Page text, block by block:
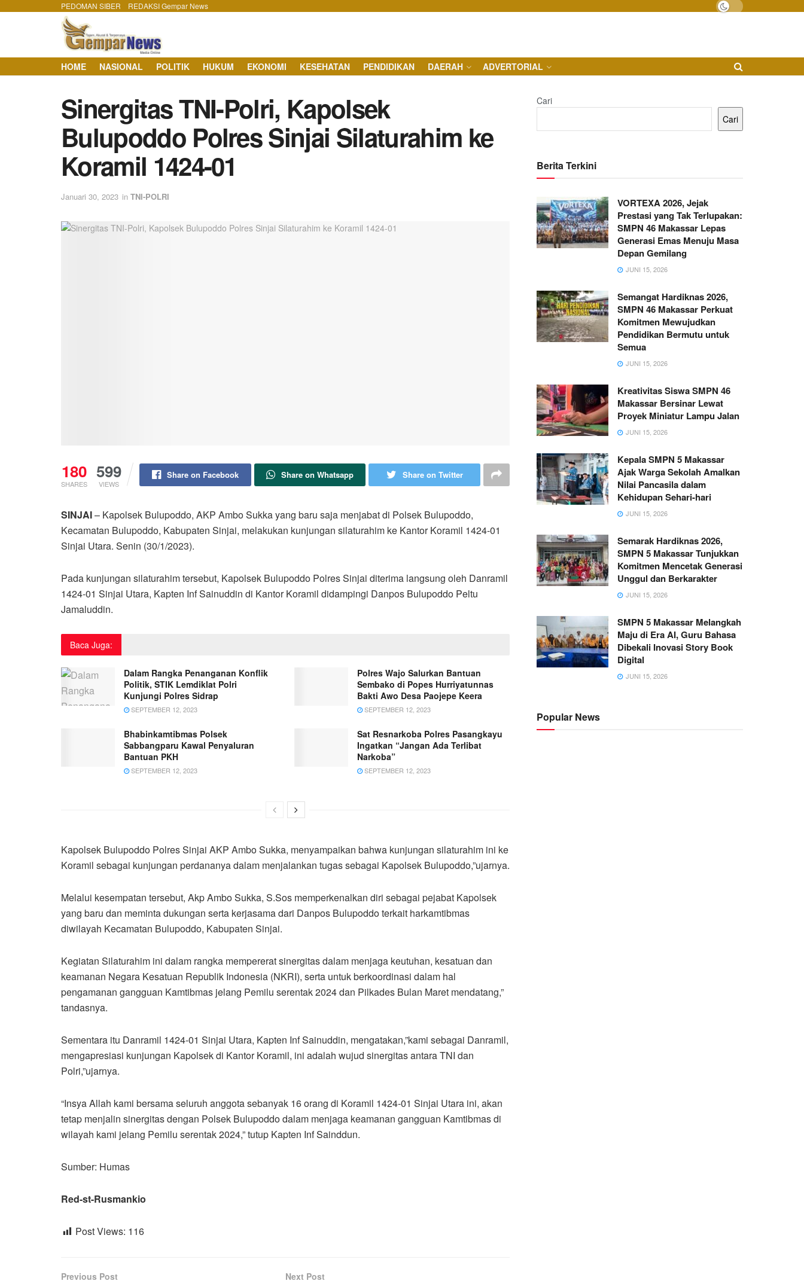
PEDOMAN SIBER REDAKSI Gempar News
HOME NASIONAL POLITIK HUKUM EKONOMI KESEHATAN PENDIDIKAN DAERAH ADVERTORIAL
Sinergitas TNI-Polri, Kapolsek
Bulupoddo Polres Sinjai Silaturahim ke
Koramil 1424-01
Januari 30, 2023 in TNI-POLRI
180
SHARES
599
VIEWS
Share on Facebook Share on Whatsapp Share on Twitter
SINJAI– Kapolsek Bulupoddo, AKP Ambo Sukka yang baru saja menjabat di Polsek Bulupoddo,
Kecamatan Bulupoddo, Kabupaten Sinjai, melakukan kunjungan silaturahim ke Kantor Koramil 1424-01
Sinjai Utara. Senin (30/1/2023).
Pada kunjungan silaturahim tersebut, Kapolsek Bulupoddo Polres Sinjai diterima langsung oleh Danramil
1424-01 Sinjai Utara, Kapten Inf Sainuddin di Kantor Koramil didampingi Danpos Bulupoddo Peltu
Jamaluddin.
Baca Juga:
Dalam Rangka Penanganan Konflik
Politik, STIK Lemdiklat Polri
Kunjungi Polres Sidrap
SEPTEMBER 12, 2023
Polres Wajo Salurkan Bantuan
Sembako di Popes Hurriyatunnas
Bakti Awo Desa Paojepe Keera
SEPTEMBER 12, 2023
Bhabinkamtibmas Polsek
Sabbangparu Kawal Penyaluran
Bantuan PKH
SEPTEMBER 12, 2023
Sat Resnarkoba Polres Pasangkayu
Ingatkan “Jangan Ada Terlibat
Narkoba”
SEPTEMBER 12, 2023
Kapolsek Bulupoddo Polres Sinjai AKP Ambo Sukka, menyampaikan bahwa kunjungan silaturahim ini ke
Koramil sebagai kunjungan perdananya dalam menjalankan tugas sebagai Kapolsek Bulupoddo,”ujarnya.
Melalui kesempatan tersebut, Akp Ambo Sukka, S.Sos memperkenalkan diri sebagai pejabat Kapolsek
yang baru dan meminta dukungan serta kerjasama dari Danpos Bulupoddo terkait harkamtibmas
diwilayah Kecamatan Bulupoddo, Kabupaten Sinjai.
Kegiatan Silaturahim ini dalam rangka mempererat sinergitas dalam menjaga keutuhan, kesatuan dan
keamanan Negara Kesatuan Republik Indonesia (NKRI), serta untuk berkoordinasi dalam hal
pengamanan gangguan Kamtibmas jelang Pemilu serentak 2024 dan Pilkades Bulan Maret mendatang,”
tandasnya.
Sementara itu Danramil 1424-01 Sinjai Utara, Kapten Inf Sainuddin, mengatakan,”kami sebagai Danramil,
mengapresiasi kunjungan Kapolsek di Kantor Koramil, ini adalah wujud sinergitas antara TNI dan
Polri,”ujarnya.
“Insya Allah kami bersama seluruh anggota sebanyak 16 orang di Koramil 1424-01 Sinjai Utara ini, akan
tetap menjalin sinergitas dengan Polsek Bulupoddo dalam menjaga keamanan gangguan Kamtibmas di
wilayah kami jelang Pemilu serentak 2024,” tutup Kapten Inf Sainddun.
Sumber: Humas
Red-st-Rusmankio
Post Views: 116
Previous Post Next Post
Cari
Cari
Berita Terkini
VORTEXA 2026, Jejak
Prestasi yang Tak Terlupakan:
SMPN 46 Makassar Lepas
Generasi Emas Menuju Masa
Depan Gemilang
JUNI 15, 2026
Semangat Hardiknas 2026,
SMPN 46 Makassar Perkuat
Komitmen Mewujudkan
Pendidikan Bermutu untuk
Semua
JUNI 15, 2026
Kreativitas Siswa SMPN 46
Makassar Bersinar Lewat
Proyek Miniatur Lampu Jalan
JUNI 15, 2026
Kepala SMPN 5 Makassar
Ajak Warga Sekolah Amalkan
Nilai Pancasila dalam
Kehidupan Sehari-hari
JUNI 15, 2026
Semarak Hardiknas 2026,
SMPN 5 Makassar Tunjukkan
Komitmen Mencetak Generasi
Unggul dan Berkarakter
JUNI 15, 2026
SMPN 5 Makassar Melangkah
Maju di Era AI, Guru Bahasa
Dibekali Inovasi Story Book
Digital
JUNI 15, 2026
Popular News